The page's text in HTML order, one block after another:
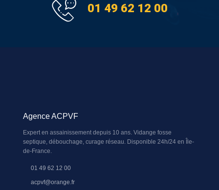
01 49 62 12 00
Agence ACPVF
Expert en assainissement depuis 10 ans. Vidange fosse
septique, débouchage, curage réseau. Disponible 24h/24 en Île-
de-France.
01 49 62 12 00
acpvf@orange.fr